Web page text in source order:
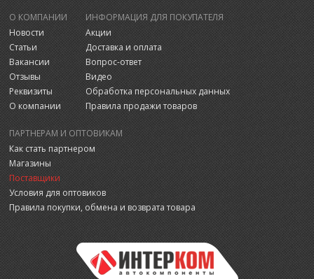
О КОМПАНИИ
Новости
Статьи
Вакансии
Отзывы
Реквизиты
О компании
ИНФОРМАЦИЯ ДЛЯ ПОКУПАТЕЛЯ
Акции
Доставка и оплата
Вопрос-ответ
Видео
Обработка персональных данных
Правила продажи товаров
ПАРТНЕРАМ И ОПТОВИКАМ
Как стать партнером
Магазины
Поставщики
Условия для оптовиков
Правила покупки, обмена и возврата товара